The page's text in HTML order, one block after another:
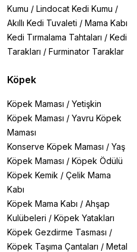
Kumu / Lindocat Kedi Kumu /
Akıllı Kedi Tuvaleti / Mama Kabı
Kedi Tırmalama Tahtaları / Kedi
Tarakları / Furminator Taraklar
Köpek
Köpek Maması / Yetişkin
Köpek Maması / Yavru Köpek
Maması
Konserve Köpek Maması / Yaş
Köpek Maması / Köpek Ödülü
Köpek Kemik / Çelik Mama
Kabı
Köpek Mama Kabı / Ahşap
Kulübeleri / Köpek Yatakları
Köpek Gezdirme Tasması /
Köpek Taşıma Çantaları / Metal